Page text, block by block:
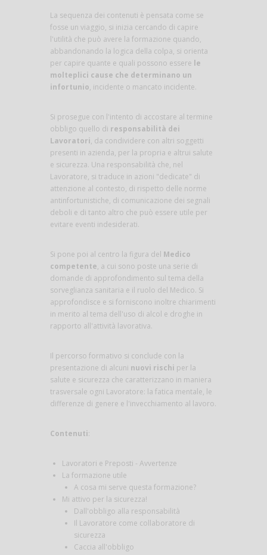
La sequenza dei contenuti è pensata come se
fosse un viaggio, si inizia cercando di capire
l'utilità che può avere la formazione quando,
abbandonando la logica della colpa, si orienta
per capire quante e quali possono essere le
molteplici cause che determinano un
infortunio, incidente o mancato incidente.
Si prosegue con l'intento di accostare al termine
obbligo quello di responsabilità dei
Lavoratori, da condividere con altri soggetti
presenti in azienda, per la propria e altrui salute
e sicurezza. Una responsabilità che, nel
Lavoratore, si traduce in azioni "dedicate" di
attenzione al contesto, di rispetto delle norme
antinfortunistiche, di comunicazione dei segnali
deboli e di tanto altro che può essere utile per
evitare eventi indesiderati.
Si pone poi al centro la figura del Medico
competente, a cui sono poste una serie di
domande di approfondimento sul tema della
sorveglianza sanitaria e il ruolo del Medico. Si
approfondisce e si forniscono inoltre chiarimenti
in merito al tema dell'uso di alcol e droghe in
rapporto all'attività lavorativa.
Il percorso formativo si conclude con la
presentazione di alcuni nuovi rischi per la
salute e sicurezza che caratterizzano in maniera
trasversale ogni Lavoratore: la fatica mentale, le
differenze di genere e l'invecchiamento al lavoro.
Contenuti:
Lavoratori e Preposti - Avvertenze
La formazione utile
A cosa mi serve questa formazione?
Mi attivo per la sicurezza!
Dall'obbligo alla responsabilità
Il Lavoratore come collaboratore di
sicurezza
Caccia all'obbligo